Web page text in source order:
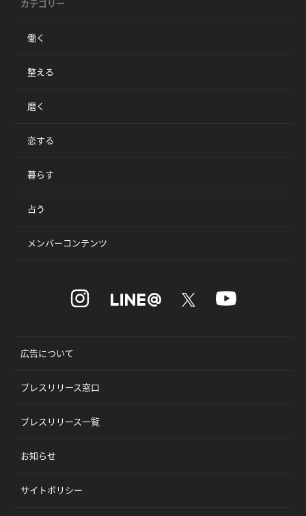
カテゴリー
働く
整える
磨く
恋する
暮らす
占う
メンバーコンテンツ
広告について
プレスリリース窓口
プレスリリース一覧
お知らせ
サイトポリシー